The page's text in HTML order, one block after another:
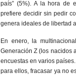
país” (5%). A la hora de
prefiere decidir sin pedir
genera ideales de libertad
En enero, la
Generación Z (los nacidos
encuestas en varios
para ellos, fracasar ya no